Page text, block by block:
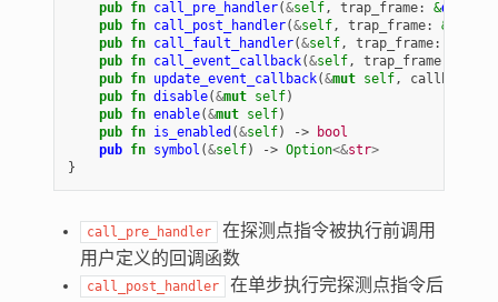
pub fn call_pre_handler(&self, trap_frame: &dyn
pub fn call_post_handler(&self, trap_frame: &
pub fn call_fault_handler(&self, trap_frame:
pub fn call_event_callback(&self, trap_frame
pub fn update_event_callback(&mut self, callback
pub fn disable(&mut self)
pub fn enable(&mut self)
pub fn is_enabled (&self) ->
bool
pub fn symbol (&self) -> Option<&str>
}
call_pre_handler
在探测点指令被执行前调用
用户定义的回调函数
call_post_handler
在单步执行完探测点指令后